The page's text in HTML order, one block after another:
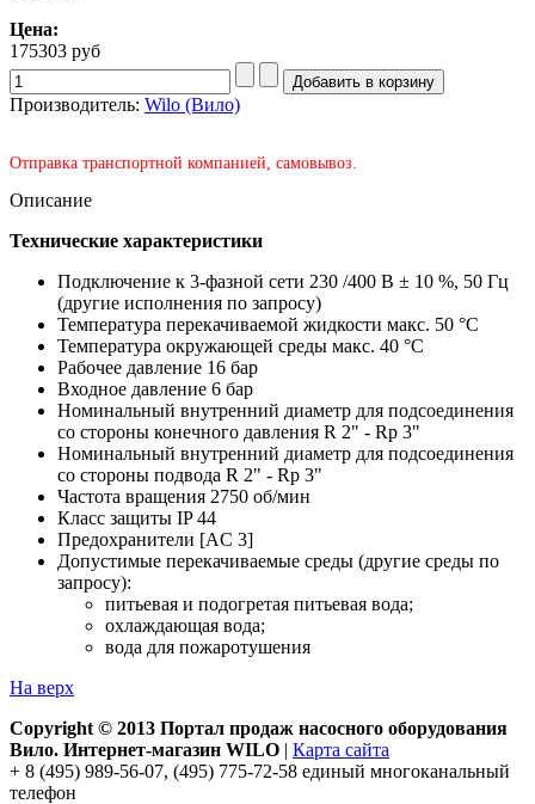
Цена:
175303 руб
Производитель: Wilo (Вило)
Отправка транспортной компанией, самовывоз.
Описание
Технические характеристики
Подключение к 3-фазной сети 230 /400 В ± 10 %, 50 Гц
(другие исполнения по запросу)
Температура перекачиваемой жидкости макс. 50 °C
Температура окружающей среды макс. 40 °C
Рабочее давление 16 бар
Входное давление 6 бар
Номинальный внутренний диаметр для подсоединения
со стороны конечного давления R 2" - Rp 3"
Номинальный внутренний диаметр для подсоединения
со стороны подвода R 2" - Rp 3"
Частота вращения 2750 об/мин
Класс защиты IP 44
Предохранители [AC 3]
Допустимые перекачиваемые среды (другие среды по
запросу):
питьевая и подогретая питьевая вода;
охлаждающая вода;
вода для пожаротушения
На верх
Copyright © 2013 Портал продаж насосного оборудования
Вило. Интернет-магазин WILO | Карта сайта
+ 8 (495) 989-56-07, (495) 775-72-58 единый многоканальный
телефон